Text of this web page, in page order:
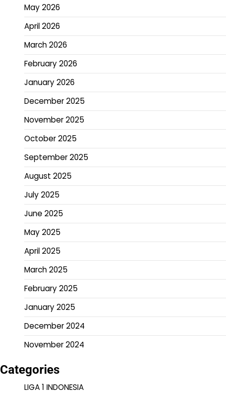
May 2026
April 2026
March 2026
February 2026
January 2026
December 2025
November 2025
October 2025
September 2025
August 2025
July 2025
June 2025
May 2025
April 2025
March 2025
February 2025
January 2025
December 2024
November 2024
Categories
LIGA 1 INDONESIA